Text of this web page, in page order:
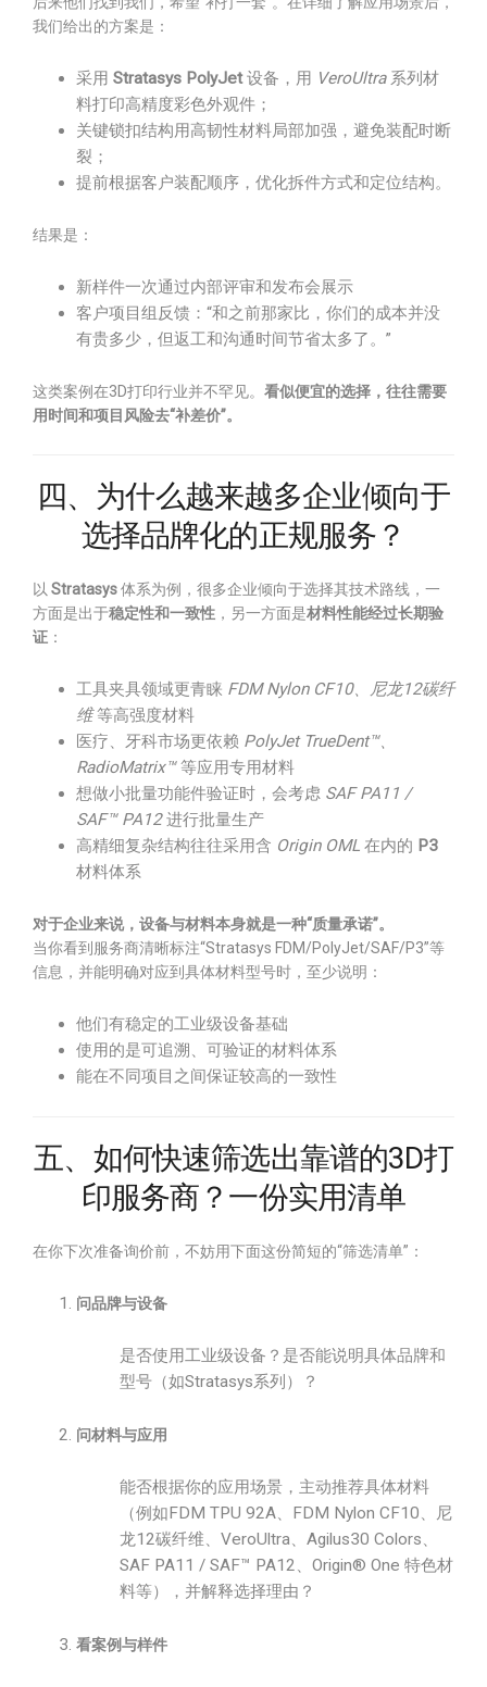
我们给出的方案是：
采用 Stratasys PolyJet设备，用 VeroUltra系列材
料打印高精度彩色外观件；
关键锁扣结构用高韧性材料局部加强，避免装配时断
裂；
提前根据客户装配顺序，优化拆件方式和定位结构。
结果是：
新样件一次通过内部评审和发布会展示
客户项目组反馈：“和之前那家比，你们的成本并没
有贵多少，但返工和沟通时间节省太多了。”
这类案例在3D打印行业并不罕见。 看似便宜的选择，往往需要
用时间和项目风险去“补差价”。
四、为什么越来越多企业倾向于
选择品牌化的正规服务？
以 Stratasys体系为例，很多企业倾向于选择其技术路线，一
方面是出于稳定性和一致性 ，另一方面是材料性能经过长期验
证 ：
工具夹具领域更青睐 FDM Nylon CF10、尼龙12碳纤
维等高强度材料
医疗、牙科市场更依赖 PolyJet TrueDent™、
RadioMatrix™等应用专用材料
想做小批量功能件验证时，会考虑 SAF PA11 /
SAF™ PA12进行批量生产
高精细复杂结构往往采用含 Origin OML 在内的 P3
材料体系
对于企业来说，设备与材料本身就是一种“质量承诺”。
当你看到服务商清晰标注“Stratasys FDM/PolyJet/SAF/P3”等
信息，并能明确对应到具体材料型号时，至少说明：
他们有稳定的工业级设备基础
使用的是可追溯、可验证的材料体系
能在不同项目之间保证较高的一致性
五、如何快速筛选出靠谱的3D打
印服务商？一份实用清单
在你下次准备询价前，不妨用下面这份简短的“筛选清单”：
问品牌与设备
是否使用工业级设备？是否能说明具体品牌和
型号（如Stratasys系列）？
问材料与应用
能否根据你的应用场景，主动推荐具体材料
（例如FDM TPU 92A、FDM Nylon CF10、尼
龙12碳纤维、VeroUltra、Agilus30 Colors、
SAF PA11 / SAF™ PA12、Origin® One 特色材
料等），并解释选择理由？
看案例与样件